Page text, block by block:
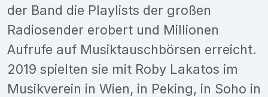
der Band die Playlists der großen
Radiosender erobert und Millionen
Aufrufe auf Musiktauschbörsen erreicht.
2019 spielten sie mit Roby Lakatos im
Musikverein in Wien, in Peking, in Soho in